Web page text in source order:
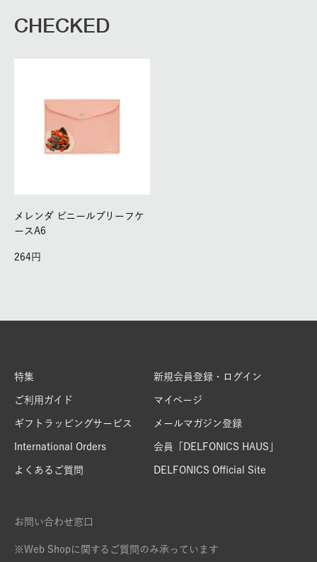
CHECKED
メレンダ ビニールブリーフケ
ースA6
264
特集
ご利用ガイド
ギフトラッピングサービス
International Orders
よくあるご質問
新規会員登録・ログイン
マイページ
メールマガジン登録
会員「DELFONICS HAUS」
DELFONICS Official Site
お問い合わせ窓口
※Web Shopに関するご質問のみ承っています